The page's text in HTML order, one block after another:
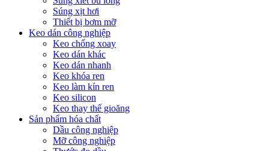
Súng xịt hơi
Thiết bị bơm mỡ
Keo dán công nghiệp
Keo chống xoay
Keo dán khác
Keo dán nhanh
Keo khóa ren
Keo làm kín ren
Keo silicon
Keo thay thế gioăng
Sản phẩm hóa chất
Dầu công nghiệp
Mỡ công nghiệp